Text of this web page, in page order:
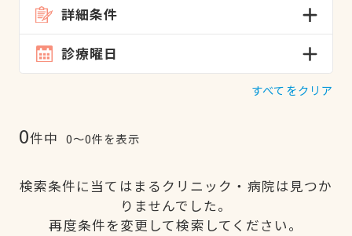
詳細条件
診療曜日
すべてをクリア
0件中 0〜0件を表示
検索条件に当てはまるクリニック・病院は見つか
りませんでした。
再度条件を変更して検索してください。